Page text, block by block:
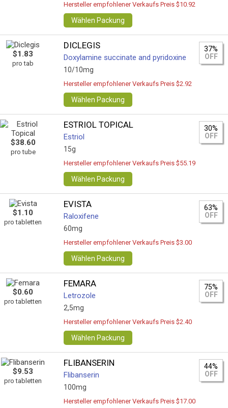
Hersteller empfohlener Verkaufs Preis $10.92
Wählen Packung
$1.83
pro tab
DICLEGIS
Doxylamine succinate and pyridoxine
10/10mg
37%
OFF
Hersteller empfohlener Verkaufs Preis $2.92
Wählen Packung
$38.60
pro tube
ESTRIOL TOPICAL
Estriol
15g
30%
OFF
Hersteller empfohlener Verkaufs Preis $55.19
Wählen Packung
$1.10
pro tabletten
EVISTA
Raloxifene
60mg
63%
OFF
Hersteller empfohlener Verkaufs Preis $3.00
Wählen Packung
$0.60
pro tabletten
FEMARA
Letrozole
2,5mg
75%
OFF
Hersteller empfohlener Verkaufs Preis $2.40
Wählen Packung
$9.53
pro tabletten
FLIBANSERIN
Flibanserin
100mg
44%
OFF
Hersteller empfohlener Verkaufs Preis $17.00